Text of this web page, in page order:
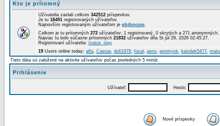
Kto je prítomný
Užívatelia zaslali celkom 342512 príspevkov.
Je tu 18491 registrovaných užívateľov.
Najnovším registrovaným užívateľom je gbjbocom.
Celkom je tu prítomných 272 užívateľov: 1 registrovaný, 0 skrytých a 271
Najviac tu bolo súčasne prítomných 21832 užívateľov dňa St júl 29, 2026 02:45:27.
Registrovaní užívatelia: matus_pigy
19 Users online today: alfa, Caesar, dufi1978, foxal , jamo, jeremysk, kamilek5477,
Tieto dáta sú založené na aktivite užívateľov počas posledných 5 minút.
Prihlásenie
Užívateľ: Heslo:
Nové príspevky